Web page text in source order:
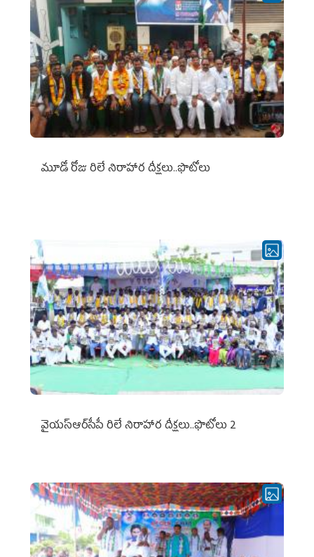
మూడో రోజు రిలే నిరాహార దీక్షలు..ఫొటోలు
వైయ‌స్ఆర్‌సీపీ రిలే నిరాహార దీక్షలు..ఫొటోలు 2